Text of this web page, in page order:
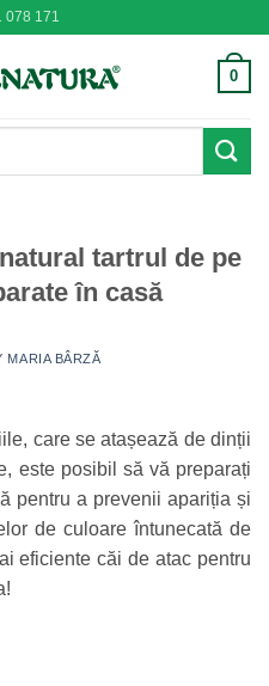
078 171
0
tartrul de pe
în casă
MARIA BÂRZĂ
care se atașează de dinții
este posibil să vă preparați
pentru a prevenii apariția și
de culoare întunecată de
eficiente căi de atac pentru